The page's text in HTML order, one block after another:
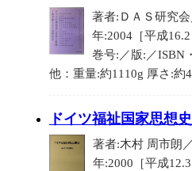
著者:ＤＡＳ研究
年:2004［平成
巻号:／版:／ISBN
他：重量:約1110g 厚さ:約
ドイツ福祉国家思想史
著者:木村 周市朗
年:2000［平成